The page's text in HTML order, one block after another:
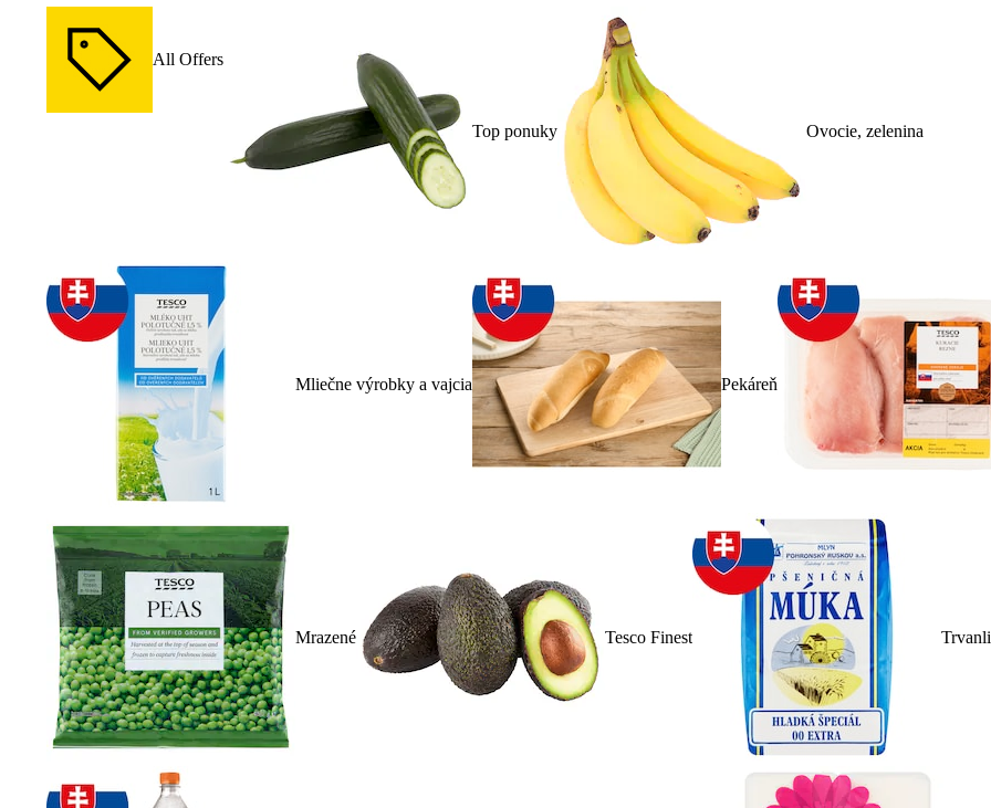
All Offers
Top ponuky Ovocie, zelenina
Mliečne výrobky a vajcia Pekáreň
Mrazené Tesco Finest